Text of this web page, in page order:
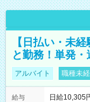
【日払い・未
と勤務！単発
アルバイト 職種未
給与
日給10,305